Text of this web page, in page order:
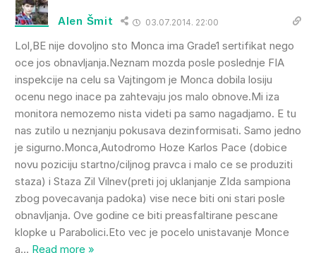
Alen Šmit 03.07.2014. 22:00
Lol,BE nije dovoljno sto Monca ima Grade1 sertifikat nego
oce jos obnavljanja.Neznam mozda posle poslednje FIA
inspekcije na celu sa Vajtingom je Monca dobila losiju
ocenu nego inace pa zahtevaju jos malo obnove.Mi iza
monitora nemozemo nista videti pa samo nagadjamo. E tu
nas zutilo u neznjanju pokusava dezinformisati. Samo jedno
je sigurno.Monca,Autodromo Hoze Karlos Pace (dobice
novu poziciju startno/ciljnog pravca i malo ce se produziti
staza) i Staza Zil Vilnev(preti joj uklanjanje ZIda sampiona
zbog povecavanja padoka) vise nece biti oni stari posle
obnavljanja. Ove godine ce biti preasfaltirane pescane
klopke u Parabolici.Eto vec je pocelo unistavanje Monce
a… Read more »